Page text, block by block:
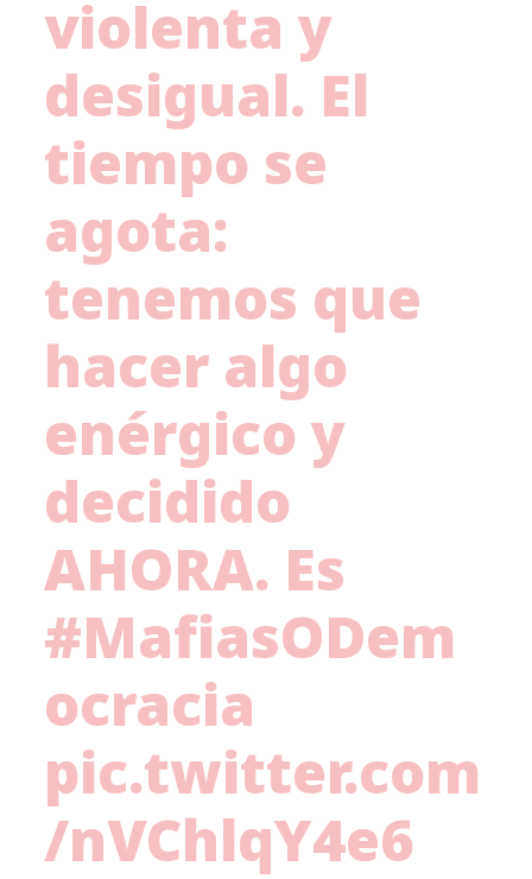
violenta y
desigual. El
tiempo se
agota:
tenemos que
hacer algo
enérgico y
decidido
AHORA. Es
#MafiasODem
ocracia
pic.twitter.com
/nVChlqY4e6